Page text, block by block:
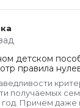
Согласно
доход
минимум на
заявителя
что конечно же
детском
правила
получаемых
Причем даже